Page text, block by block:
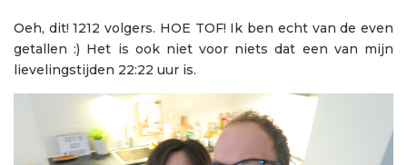
Oeh, dit! 1212 volgers. HOE TOF! Ik ben echt van de even
getallen :) Het is ook niet voor niets dat een van mijn
lievelingstijden 22:22 uur is.